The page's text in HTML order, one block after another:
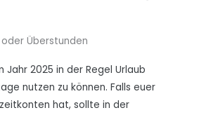
Überstunden
2025 in der Regel Urlaub
nutzen zu können. Falls euer
hat, sollte in der